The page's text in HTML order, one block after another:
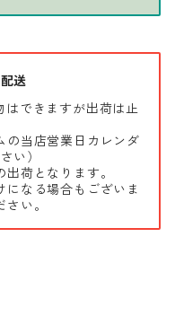
送
はできますが出荷は止
の当店営業日カレンダ
い）
荷となります。
になる場合もございま
い。